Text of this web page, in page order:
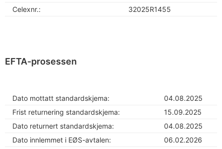
Celexnr.:
32025R1455
EFTA-prosessen
Dato mottatt standardskjema:
04.08.2025
Frist returnering standardskjema:
15.09.2025
Dato returnert standardskjema:
04.08.2025
Dato innlemmet i EØS-avtalen:
06.02.2026